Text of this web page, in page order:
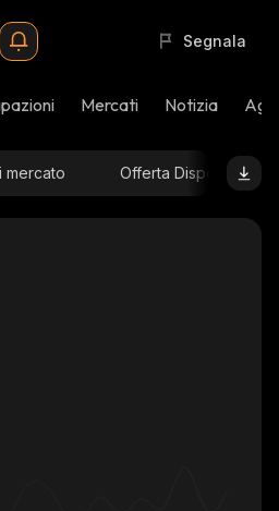
Segnala
Mercati Notizia
mercato Offerta Disponibile